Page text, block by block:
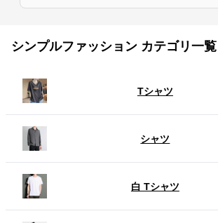
シンプルファッション カテゴリ一覧
Tシャツ
シャツ
白 Tシャツ